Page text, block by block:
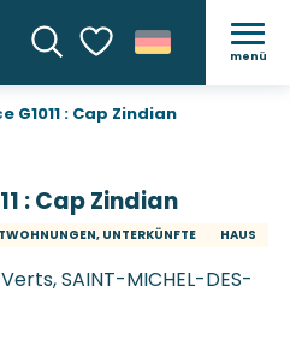
SucheVoir les favoris
menü
G1011 : Cap Zindian
: Cap Zindian
UNTERKÜNFTE HAUS
SAINT-MICHEL-DES-